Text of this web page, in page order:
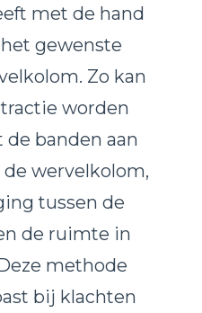
met de hand
gewenste
Zo kan
worden
banden aan
wervelkolom,
tussen de
de ruimte in
methode
bij klachten